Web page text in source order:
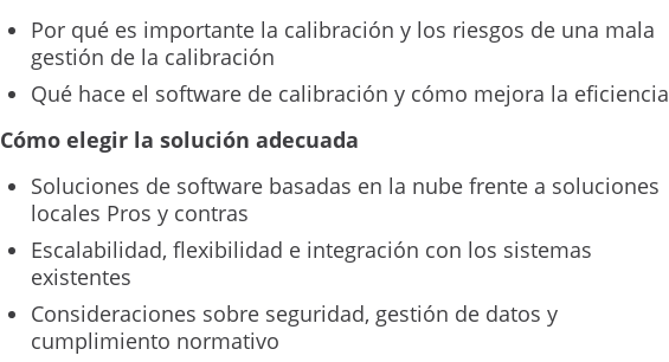
Por qué es importante la calibración y los riesgos de una mala
gestión de la calibración
Qué hace el software de calibración y cómo mejora la eficiencia
Cómo elegir la solución adecuada
Soluciones de software basadas en la nube frente a soluciones
locales Pros y contras
Escalabilidad, flexibilidad e integración con los sistemas
existentes
Consideraciones sobre seguridad, gestión de datos y
cumplimiento normativo